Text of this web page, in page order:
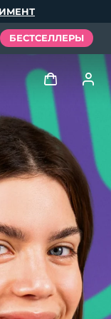
БЕСТСЕЛЛЕРЫ
Войти
Мои приборы
Мои заказы
Мои адреса
подписки
繁體中文